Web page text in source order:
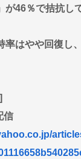
が46％で拮抗し
率はやや回復し
信